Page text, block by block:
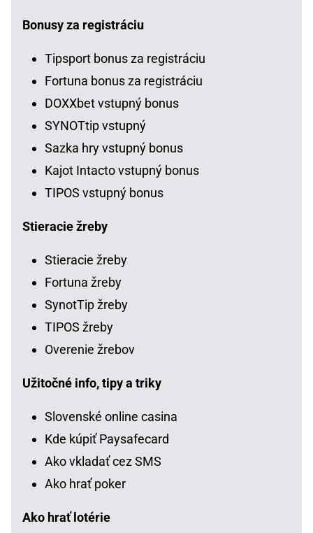
Bonusy za registráciu
Tipsport bonus za registráciu
Fortuna bonus za registráciu
DOXXbet vstupný bonus
SYNOTtip vstupný
Sazka hry vstupný bonus
Kajot Intacto vstupný bonus
TIPOS vstupný bonus
Stieracie žreby
Stieracie žreby
Fortuna žreby
SynotTip žreby
TIPOS žreby
Overenie žrebov
Užitočné info, tipy a triky
Slovenské online casina
Kde kúpiť Paysafecard
Ako vkladať cez SMS
Ako hrať poker
Ako hrať lotérie